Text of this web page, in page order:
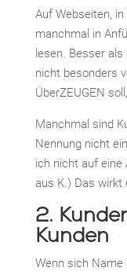
Auf Webseiten,
manchmal in
lesen. Besser
nicht besonders
ÜberZEUGEN
Manchmal sind
Nennung nicht
ich nicht auf eine
aus K.) Das wirkt
2.
Kunden
Wenn sich